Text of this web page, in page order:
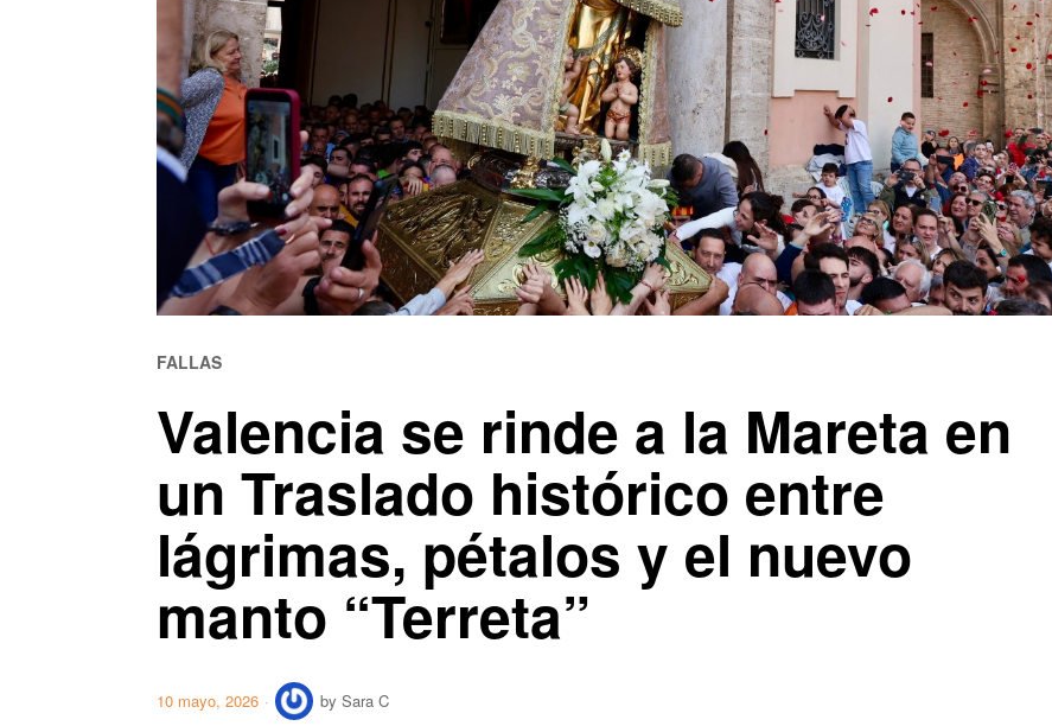
FALLAS
Valencia se rinde a la Mareta en
un Traslado histórico entre
lágrimas, pétalos y el nuevo
manto “Terreta”
10 mayo, 2026 by Sara C